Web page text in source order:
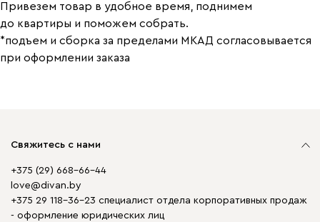
Привезем товар в удобное время, поднимем
до квартиры и поможем собрать.
*подъем и сборка за пределами МКАД согласовывается
при оформлении заказа
Свяжитесь с нами
+375 (29) 668-66-44
love@divan.by
+375 29 118-36-23 специалист отдела корпоративных продаж
- оформление юридических лиц